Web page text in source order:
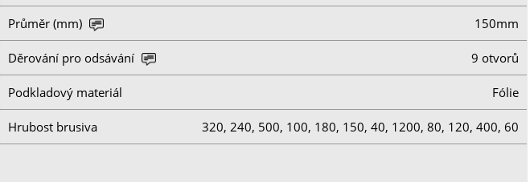
Průměr (mm) 150mm
Děrování pro odsávání 9 otvorů
Podkladový materiál Fólie
Hrubost brusiva 320, 240, 500, 100, 180, 150, 40, 1200, 80, 120, 400, 60